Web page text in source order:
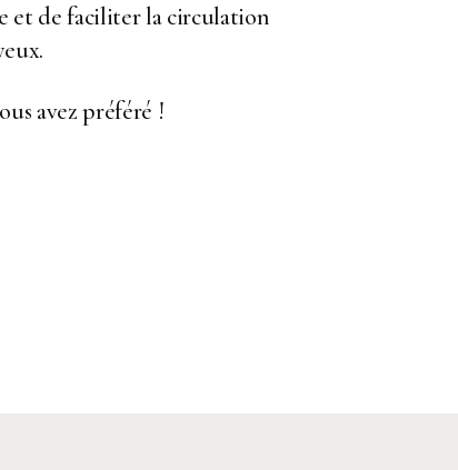
et de faciliter la circulation
avez préféré !